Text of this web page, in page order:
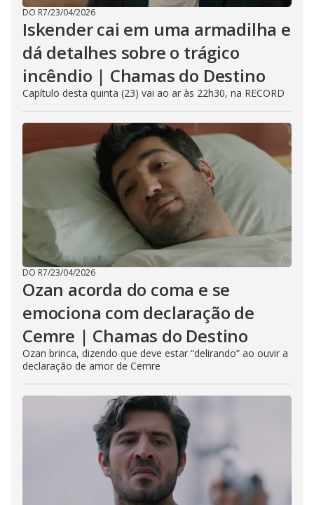
DO R7/23/04/2026
Iskender cai em uma armadilha e
dá detalhes sobre o trágico
incêndio | Chamas do Destino
Capítulo desta quinta (23) vai ao ar às 22h30, na RECORD
DO R7/23/04/2026
Ozan acorda do coma e se
emociona com declaração de
Cemre | Chamas do Destino
Ozan brinca, dizendo que deve estar “delirando” ao ouvir a
declaração de amor de Cemre